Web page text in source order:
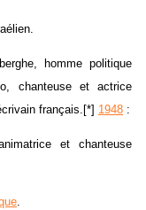
homme politique
chanteuse et actrice
français.[*] 1948 :
et chanteuse
.